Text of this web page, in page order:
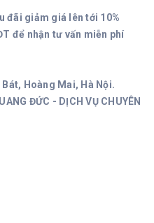
đãi giảm giá lên tới 10%
để nhận tư vấn miễn phí
Hoàng Mai, Hà Nội.
ĐỨC - DỊCH VỤ CHUYÊN